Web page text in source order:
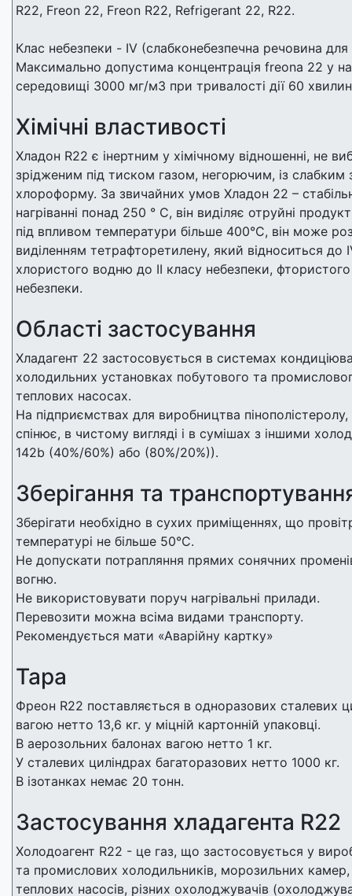
R22, Freon 22, Freon R22, Refrigerant 22, R22.
Клас небезпеки - IV (слабконебезпечна речовина
Максимально допустима концентрація freona 22 у
середовищі 3000 мг/м3 при тривалості дії 60
Хімічні властивості
Хладон R22 є інертним у хімічному відношенні, не
зрідженим під тиском газом, негорючим, із слабким
хлороформу. За звичайних умов Хладон 22 –
нагріванні понад 250 ° С, він виділяє отруйні
під впливом температури більше 400°С, він може
виділенням тетрафторетилену, який відноситься до
хлористого водню до II класу небезпеки,
небезпеки.
Області застосування
Хладагент 22 застосовується в системах
холодильних установках побутового та
теплових насосах.
На підприємствах для виробництва
спінює, в чистому вигляді і в сумішах з іншими
142b (40%/60%) або (80%/20%)).
Зберігання та
Зберігати необхідно в сухих приміщеннях, що
температурі не більше 50°С.
Не допускати потрапляння прямих сонячних
вогню.
Не використовувати поруч нагрівальні прилади.
Перевозити можна всіма видами транспорту.
Рекомендується мати «Аварійну картку»
Тара
Фреон R22 поставляється в одноразових сталевих
вагою нетто 13,6 кг. у міцній картонній упаковці.
В аерозольних балонах вагою нетто 1 кг.
У сталевих циліндрах багаторазових нетто 1000 кг.
В ізотанках немає 20 тонн.
Застосування хладагента R22
Холодоагент R22 - це газ, що застосовується у
та промислових холодильників, морозильних камер,
теплових насосів, різних охолоджувачів